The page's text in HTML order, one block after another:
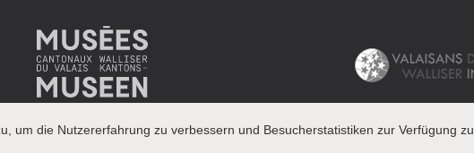
um die Nutzererfahrung zu verbessern und Besucherstatistiken zur Verfügung zu